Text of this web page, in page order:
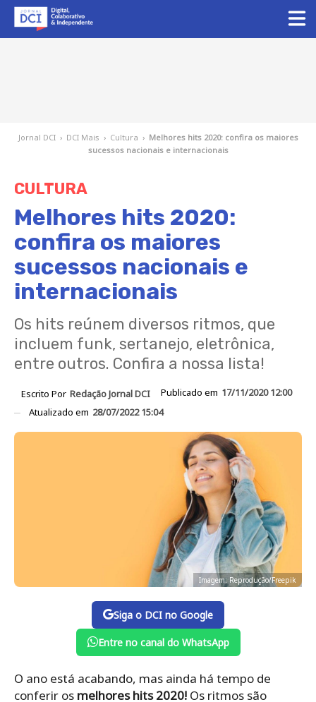
Jornal DCI › DCI Mais › Cultura › Melhores hits 2020: confira os maiores
sucessos nacionais e internacionais
CULTURA
Melhores hits 2020:
confira os maiores
sucessos nacionais e
internacionais
Os hits reúnem diversos ritmos, que
incluem funk, sertanejo, eletrônica,
entre outros. Confira a nossa lista!
Escrito Por Redação Jornal DCI Publicado em 17/11/2020 12:00
Atualizado em 28/07/2022 15:04
Imagem: Reprodução/Freepik
Siga o DCI no Google
Entre no canal do WhatsApp
O ano está acabando, mas ainda há tempo de
conferir os melhores hits 2020! Os ritmos são